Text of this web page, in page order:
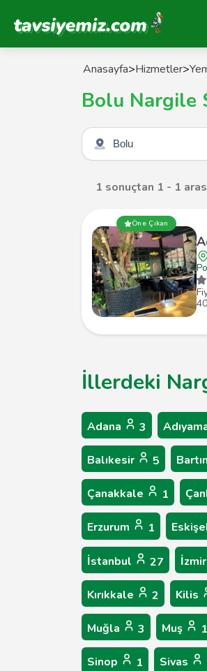
Tavsiyemiz Anasayfa
Anasayfa>Hizmetler>
Bolu Nargile
Şehir seçin
1 sonuçtan 1 - 1
Öne Çıkan
İllerdeki
Adana 3
Balıkesir 5 Bartın
Çanakkale 1
Erzurum 1
İstanbul 27 İzmir
Kırıkkale 2 Kilis
Muğla 3 Muş 1
Sinop 1 Sivas